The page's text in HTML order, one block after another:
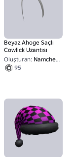
Beyaz Ahoge Saçlı
Cowlick Uzantısı
Oluşturan: Namcheko
95